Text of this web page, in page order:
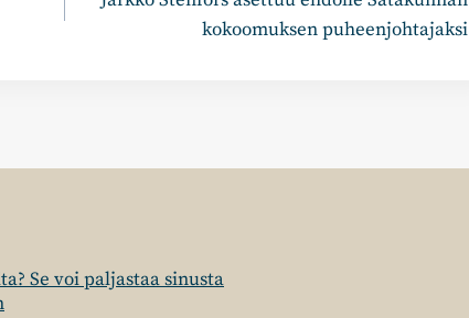
kokoomuksen puheenjohtajaksi
Se voi paljastaa sinusta